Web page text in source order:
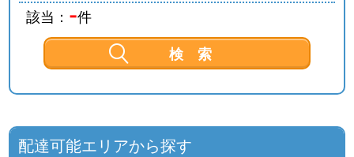
該当： -件
配達可能エリアから探す